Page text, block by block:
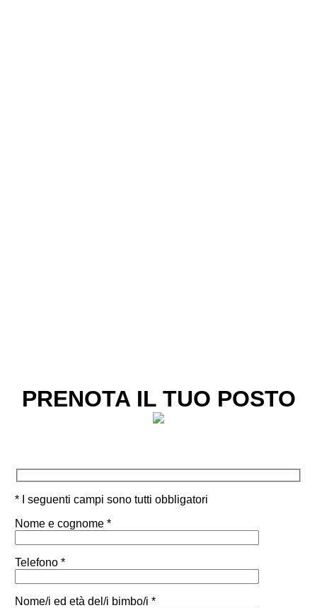
PRENOTA IL TUO POSTO
* I seguenti campi sono tutti obbligatori
Nome e cognome *
Telefono *
Nome/i ed età del/i bimbo/i *